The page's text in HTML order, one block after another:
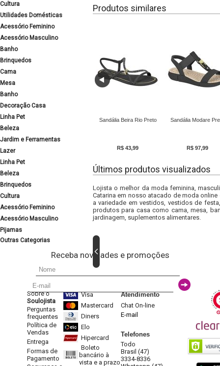
Cultura
Utilidades Domésticas
Acessório Feminino
Acessório Masculino
Banho
Brinquedos
Cama
Mesa
Banho
Decoração Casa
Linha Pet
Beleza
Jardim e Ferramentas
Lazer
Linha Pet
Beleza
Brinquedos
Cultura
Acessório Feminino
Acessório Masculino
Pijamas
Outras Categorias
Produtos similares
Sandália Beira Rio Preto
R$ 43,99
Sandália Modare
R$ 97,99
Últimos produtos visualizados
Lojista o melhor da moda feminina,
Catarina em nosso atacado de moda
a variedade em vestidos, vestidos de
produtos para casa como cama, mesa,
jardinagem, suplementos alimentares.
Receba novidades e promoções
Sobre o
Soulojista
Perguntas
frequentes
Política de
Vendas
Entrega
Formas de
Pagamento
Visa
Mastercard
Diners
Elo
Hipercard
Boleto
bancário à
vista e a prazo
Atendimento
Chat On-line
E-mail
Telefones
Todo
Brasil (47)
3334-8336